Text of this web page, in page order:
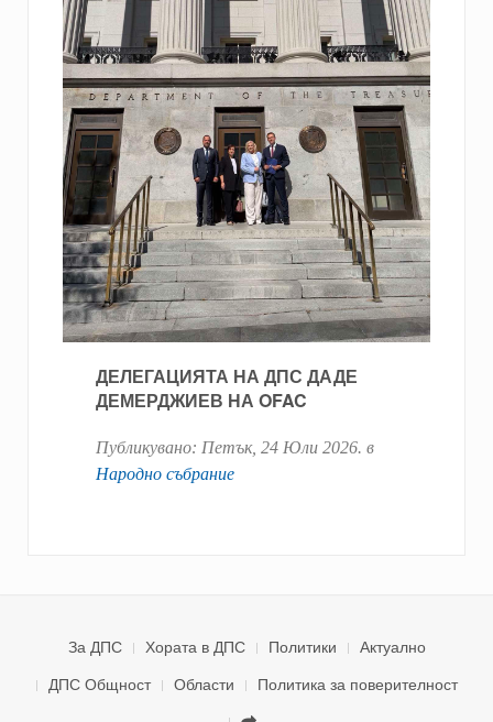
ДЕЛЕГАЦИЯТА НА ДПС ДАДЕ
ДЕМЕРДЖИЕВ НА OFAC
Публикувано: Петък, 24 Юли 2026. в
Народно събрание
За ДПС Хората в ДПС Политики
Актуално
ДПС Общност
Области
Политика за поверителност